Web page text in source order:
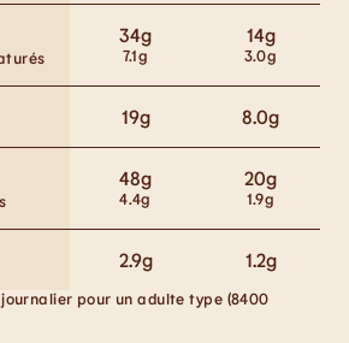
34g 14g
7.1g 3.0g
19g 8.0g
48g 20g
4.4g 1.9g
2.9g 1.2g
pour un adulte type (8400